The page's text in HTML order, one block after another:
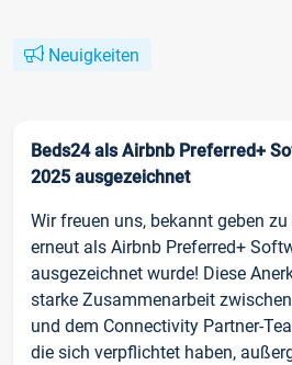
Neuigkeiten
Beds24 als Airbnb Preferred+
2025 ausgezeichnet
Wir freuen uns, bekannt geben
erneut als Airbnb Preferred+
ausgezeichnet wurde! Diese
starke Zusammenarbeit
und dem Connectivity Partner-
die sich verpflichtet haben,